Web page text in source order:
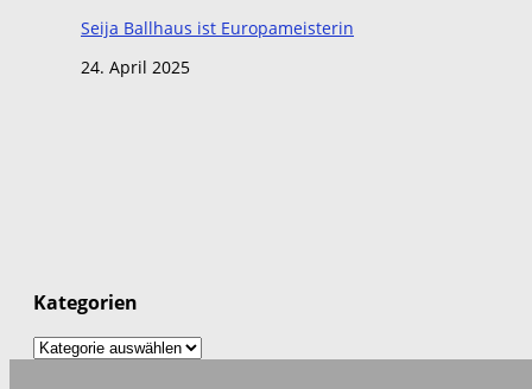
Seija Ballhaus ist Europameisterin
24. April 2025
Kategorien
Kategorien